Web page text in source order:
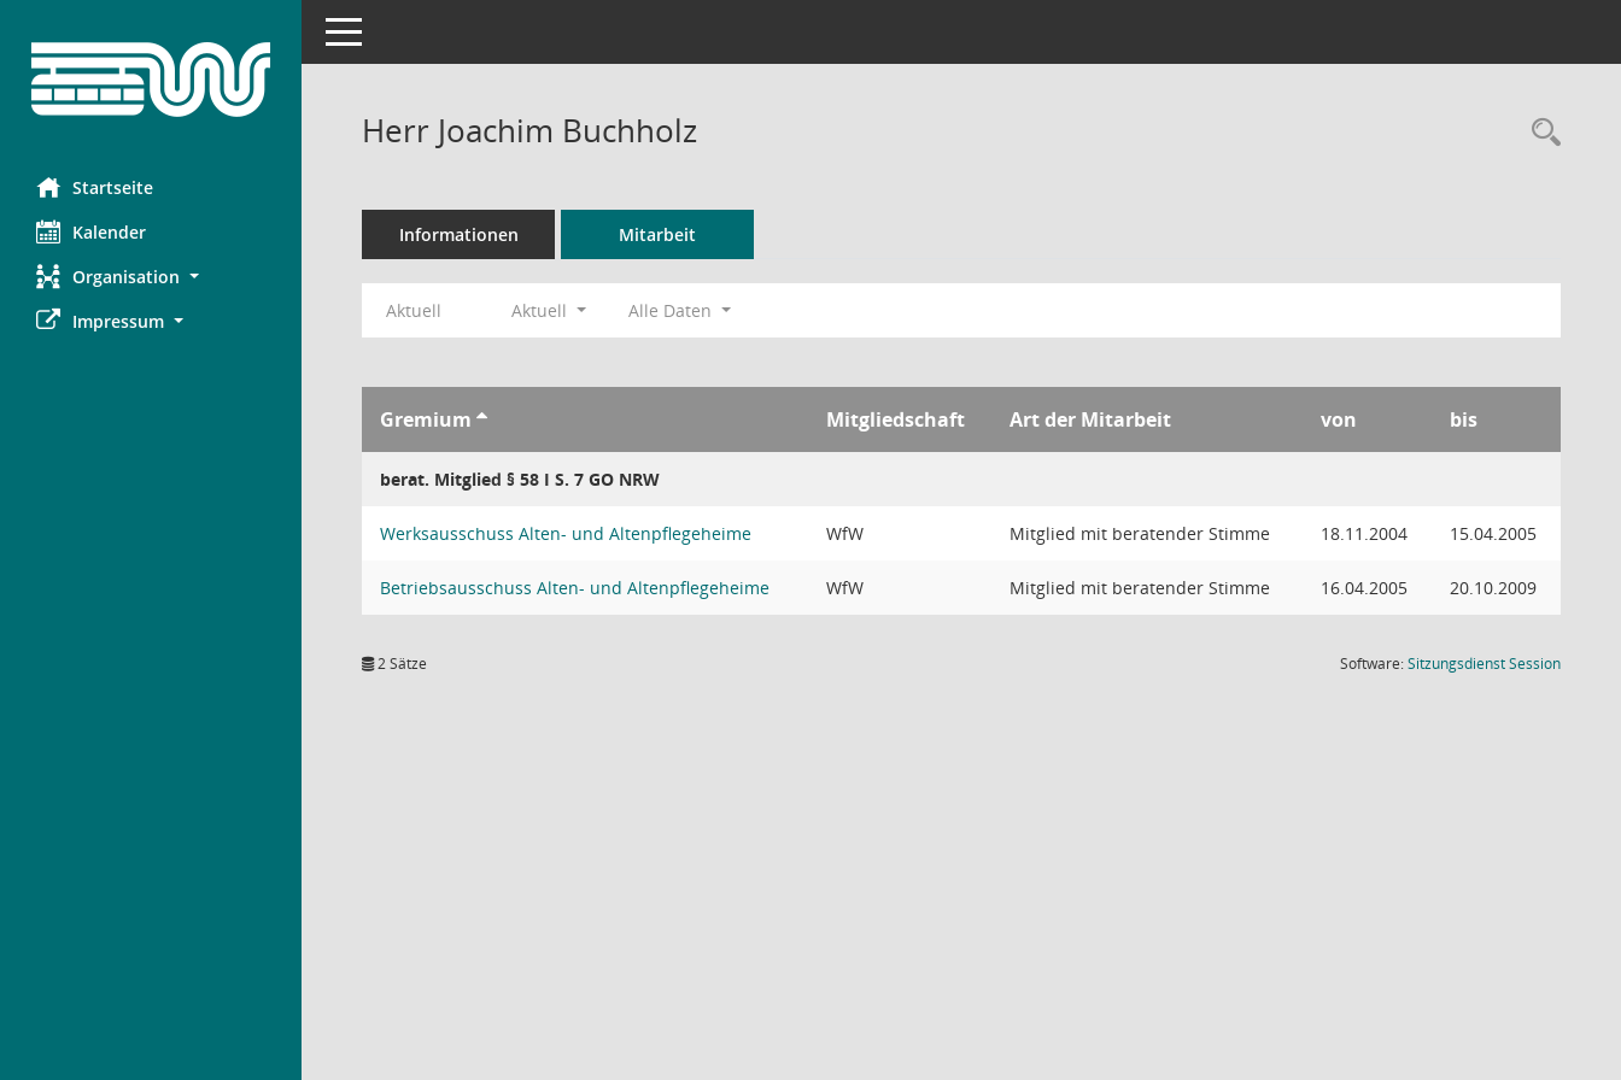
Startseite
Kalender
Organisation
Impressum
Toggle navigation
Herr Joachim Buchholz
Informationen Mitarbeit
Aktuell Aktuell Alle Daten
Gremium Mitgliedschaft Art der Mitarbeit von bis
berat. Mitglied § 58 I S. 7 GO NRW
Werksausschuss Alten- und Altenpflegeheime WfW Mitglied mit beratender Stimme 18.11.2004 15.04.2005
Betriebsausschuss Alten- und Altenpflegeheime WfW Mitglied mit beratender Stimme 16.04.2005 20.10.2009
2 Sätze Software:SitzungsdienstSession(Wird in